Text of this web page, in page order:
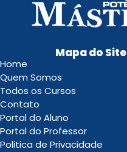
Mapa do Site
Home
Quem Somos
Todos os Cursos
Contato
Portal do Aluno
Portal do Professor
Politica de Privacidade